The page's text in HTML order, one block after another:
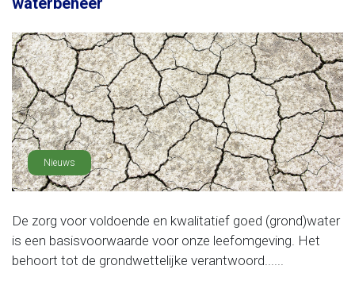
Nieuws
De zorg voor voldoende en kwalitatief goed (grond)water
is een basisvoorwaarde voor onze leefomgeving. Het
behoort tot de grondwettelijke verantwoord......